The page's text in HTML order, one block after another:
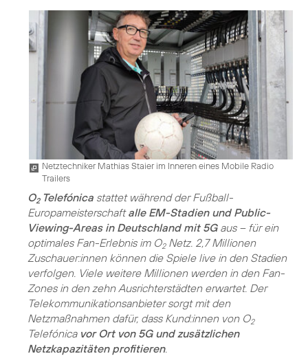
Netztechniker Mathias Staier im Inneren eines Mobile Radio
Trailers
O2Telefónica stattet während der Fußball-
Europameisterschaftalle EM-Stadien und Public-
Viewing-Areas in Deutschland mit 5Gaus – für ein
optimales Fan-Erlebnis im O2Netz. 2,7 Millionen
Zuschauer:innen können die Spiele live in den Stadien
verfolgen. Viele weitere Millionen werden in den Fan-
Zones in den zehn Ausrichterstädten erwartet. Der
Telekommunikationsanbieter sorgt mit den
Netzmaßnahmen dafür, dass Kund:innen von O2
Telefónica vor Ort von 5G und zusätzlichen
Netzkapazitäten profitieren.